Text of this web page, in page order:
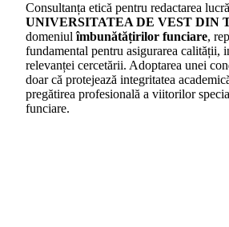
Consultanța etică pentru redactarea
UNIVERSITATEA DE VEST DIN
domeniulîmbunătățirilor funciare,
fundamental pentru asigurarea calității,
relevanței cercetării. Adoptarea unei
doar că protejează integritatea
pregătirea profesională a viitorilor
funciare.